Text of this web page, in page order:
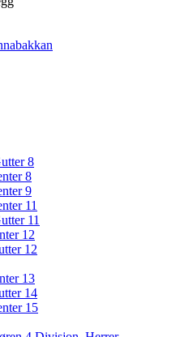
8
8
9
11
11
12
12
13
14
15